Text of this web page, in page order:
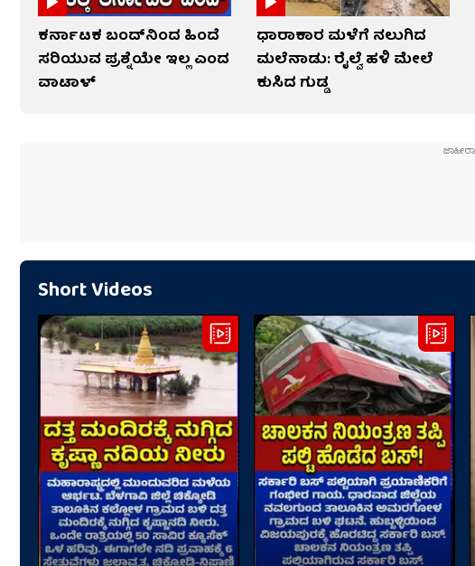
ಕರ್ನಾಟಕ ಬಂದ್​ನಿಂದ ಹಿಂದೆ
ಸರಿಯುವ ಪ್ರಶ್ನೆಯೇ ಇಲ್ಲ ಎಂದ
ವಾಟಾಳ್
ಧಾರಾಕಾರ ಮಳೆಗೆ ನಲುಗಿದ
ಮಲೆನಾಡು: ರೈಲ್ವೆ ಹಳಿ ಮೇಲೆ
ಕುಸಿದ ಗುಡ್ಡ
Short Videos